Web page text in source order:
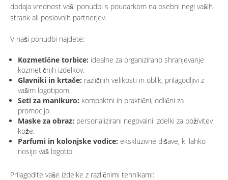
dodaja vrednost vaši ponudbi s poudarkom na osebni negi vaših
strank ali poslovnih partnerjev.
V naši ponudbi najdete:
Kozmetične torbice: idealne za organizirano shranjevanje
kozmetičnih izdelkov.
Glavniki in krtače: različnih velikosti in oblik, prilagodljivi z
vašim logotipom.
Seti za manikuro: kompaktni in praktični, odlični za
promocijo.
Maske za obraz: personalizirani negovalni izdelki za poživitev
kože.
Parfumi in kolonjske vodice: ekskluzivne dišave, ki lahko
nosijo vaš logotip.
Prilagodite vaše izdelke z različnimi tehnikami: